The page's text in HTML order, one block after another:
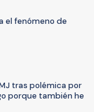
el fenómeno de
tras polémica por
porque también he